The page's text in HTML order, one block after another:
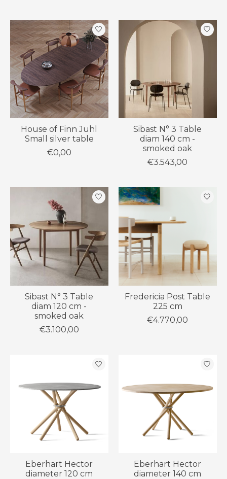
House of Finn Juhl
Small silver table
€0,00
Sibast N° 3 Table
diam 140 cm -
smoked oak
€3.543,00
Sibast N° 3 Table
diam 120 cm -
smoked oak
€3.100,00
Fredericia Post Table
225 cm
€4.770,00
Eberhart Hector
diameter 120 cm
Eberhart Hector
diameter 140 cm